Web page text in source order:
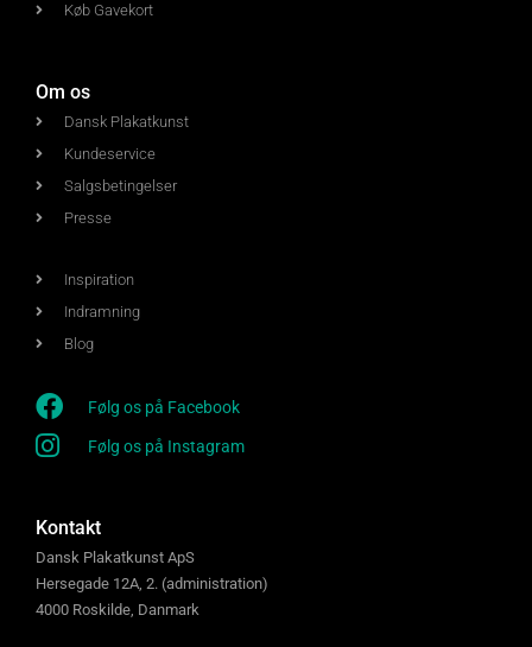
Køb Gavekort
Om os
Dansk Plakatkunst
Kundeservice
Salgsbetingelser
Presse
Inspiration
Indramning
Blog
Følg os på Facebook
Følg os på Instagram
Kontakt
Dansk Plakatkunst ApS
Hersegade 12A, 2. (administration)
4000 Roskilde, Danmark